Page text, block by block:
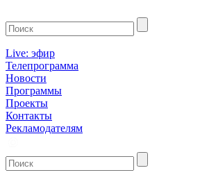
Live: эфир
Телепрограмма
Новости
Программы
Проекты
Контакты
Рекламодателям